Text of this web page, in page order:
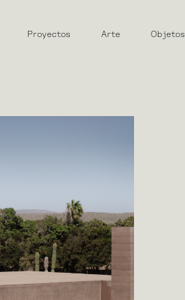
Proyectos Arte Objetos